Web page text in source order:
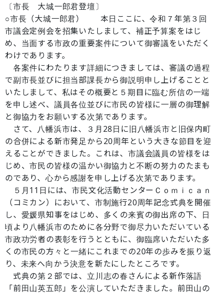
〔市長 大城一郎君登壇〕
○市長（大城一郎君） 本日ここに、令和７年第３回
市議会定例会を招集いたしまして、補正予算案をはじ
め、当面する市政の重要案件について御審議をいただく
わけであります。
各案件にわたります詳細につきましては、審議の過程
で副市長並びに担当部課長から御説明申し上げることと
いたしまして、私はその概要と５期目に臨む所信の一端
を申し述べ、議員各位並びに市民の皆様に一層の御理解
と御協力をお願いする次第であります。
さて、八幡浜市は、３月28日に旧八幡浜市と旧保内町
の合併による新市発足から20周年という大きな節目を迎
えることができました。これは、市議会議員の皆様をは
じめ、市民の皆様の温かい御協力と不断の努力のたまも
のであり、心から感謝を申し上げる次第であります。
５月11日には、市民文化活動センターＣｏｍｉｃａｎ
（コミカン）において、市制施行20周年記念式典を開催
し、愛媛県知事をはじめ、多くの来賓の御出席の下、日
頃より八幡浜市のために各分野で御尽力いただいている
市政功労者の表彰を行うとともに、御臨席いただいた多
くの市民の方々と一緒にこれまでの20年の歩みを振り返
り、未来へ向かう決意を新たにしたところです。
式典の第２部では、立川志の春さんによる新作落語
「前田山英五郎」を公演していただきました。前田山の